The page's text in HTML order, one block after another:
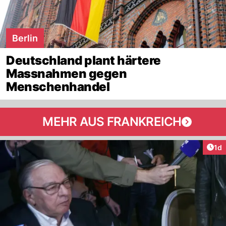
Berlin
Deutschland plant härtere
Massnahmen gegen
Menschenhandel
MEHR AUS FRANKREICH
1d